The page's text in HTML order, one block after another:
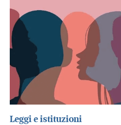
Leggi e istituzioni